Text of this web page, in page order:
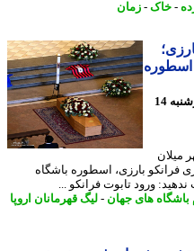
خاک -زمان
43 ساعت پیش - چهارشنبه 14
بارزی، اسطوره باشگاه
ورود تابوت فرانکو ...
های جهان-لیگ قهرمانان اروپا